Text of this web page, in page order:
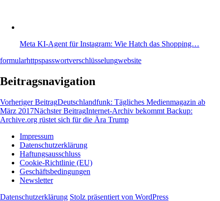
Meta KI-Agent für Instagram: Wie Hatch das Shopping…
formularhttpspasswortverschlüsselungwebsite
Beitragsnavigation
Vorheriger BeitragDeutschlandfunk: Tägliches Medienmagazin ab
März 2017Nächster BeitragInternet-Archiv bekommt Backup:
Archive.org rüstet sich für die Ära Trump
Wissen und News zu KI, Social Media und
Co.
Impressum
Datenschutzerklärung
Haftungsausschluss
Cookie-Richtlinie (EU)
Geschäftsbedingungen
Newsletter
Datenschutzerklärung Stolz präsentiert von WordPress